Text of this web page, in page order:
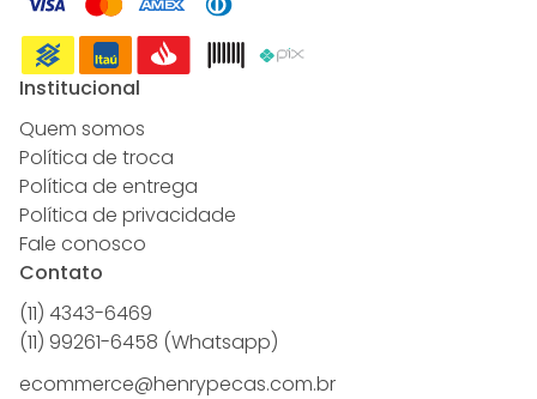
Institucional
Quem somos
Política de troca
Política de entrega
Política de privacidade
Fale conosco
Contato
(11) 4343-6469
(11) 99261-6458 (Whatsapp)
ecommerce@henrypecas.com.br